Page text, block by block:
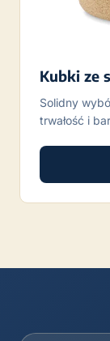
Kubki ze
Solidny
trwałość i